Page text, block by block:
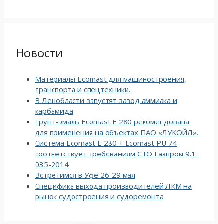
Новости
Материалы Ecomast для машиностроения,
транспорта и спецтехники.
В Ленобласти запустят завод аммиака и
карбамида
Грунт-эмаль Ecomast E 280 рекомендована
для применения на объектах ПАО «ЛУКОЙЛ».
Система Ecomast E 280 + Ecomast PU 74
соответствует требованиям СТО Газпром 9.1-
035-2014
Встретимся в Уфе 26-29 мая
Специфика выхода производителей ЛКМ на
рынок судостроения и судоремонта